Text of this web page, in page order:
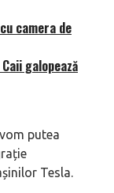
camera de
galopează
putea
Tesla.